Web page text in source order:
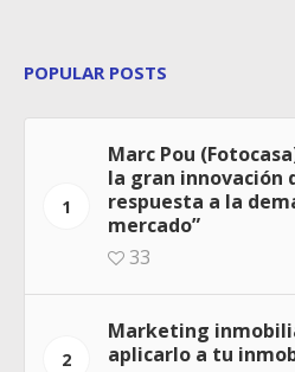
POPULAR POSTS
1
Marc Pou
la gran innovación
respuesta a la
mercado”
33
2
Marketing
aplicarlo a tu